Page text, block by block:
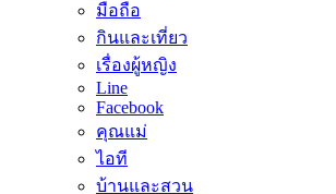
มือถือ
กินและเที่ยว
เรื่องผู้หญิง
Line
Facebook
คุณแม่
ไอที
บ้านและสวน